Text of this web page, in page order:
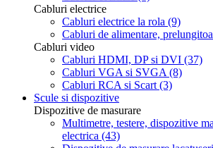
Cabluri electrice
Cabluri electrice la rola (9)
Cabluri de alimentare,
Cabluri video
Cabluri HDMI, DP si DVI (37)
Cabluri VGA si SVGA (8)
Cabluri RCA si Scart (3)
Scule si dispozitive
Dispozitive de masurare
Multimetre, testere, dispozitive
electrica (43)